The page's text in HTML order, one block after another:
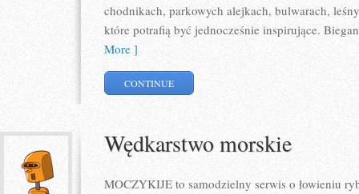
chodnikach, parkowych alejkach, bulwarach,
które potrafią być jednocześnie inspirujące.
More ]
CONTINUE
Wędkarstwo morskie
MOCZYKIJE to samodzielny serwis o łowieniu